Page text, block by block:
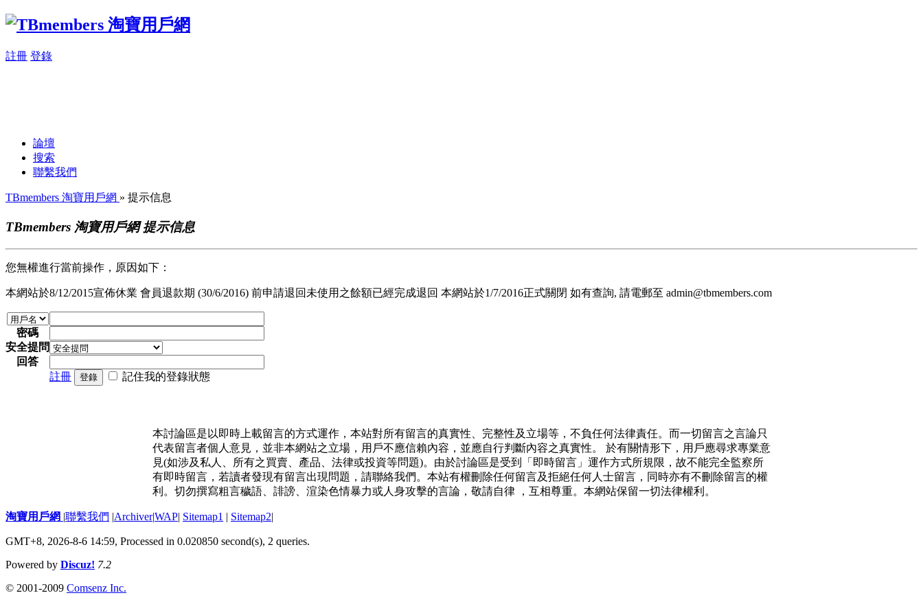
註冊 登錄
論壇
搜索
聯繫我們
TBmembers 淘寶用戶網 » 提示信息
TBmembers 淘寶用戶網 提示信息
您無權進行當前操作，原因如下：
本網站於8/12/2015宣佈休業 會員退款期 (30/6/2016) 前申請退回未使用之餘額已經完成退回 本網站於1/7/2016正式關閉 如有查詢, 請電郵至 admin@tbmembers.com
密碼
安全提問
回答
註冊
登錄 記住我的登錄狀態
本討論區是以即時上載留言的方式運作，本站對所有留言的真實性、完整性及立場等，不負任何法律責任。而一切留言之言論只
代表留言者個人意見，並非本網站之立場，用戶不應信賴內容，並應自行判斷內容之真實性。 於有關情形下，用戶應尋求專業意
見(如涉及私人、所有之買賣、產品、法律或投資等問題)。由於討論區是受到「即時留言」運作方式所規限，故不能完全監察所
有即時留言，若讀者發現有留言出現問題，請聯絡我們。本站有權刪除任何留言及拒絕任何人士留言，同時亦有不刪除留言的權
利。切勿撰寫粗言穢語、誹謗、渲染色情暴力或人身攻擊的言論，敬請自律 ，互相尊重。本網站保留一切法律權利。
淘寶用戶網 |聯繫我們 |Archiver|WAP| Sitemap1 | Sitemap2|
GMT+8, 2026-8-6 14:59, Processed in 0.020850 second(s), 2 queries.
Powered by Discuz! 7.2
© 2001-2009 Comsenz Inc.